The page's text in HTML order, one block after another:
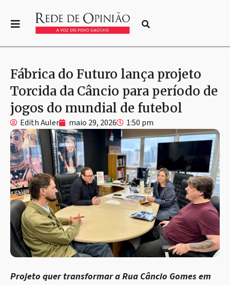
Fábrica do Futuro lança projeto
Torcida da Câncio para período de
jogos do mundial de futebol
Edith Auler maio 29, 2026 1:50 pm
Projeto quer transformar a Rua Câncio Gomes em